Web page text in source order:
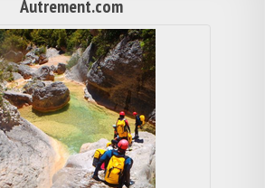
Autrement.com